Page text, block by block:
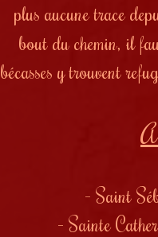
plus aucune trace
bout du chemin, il
bécasses y trouvent
- Saint
- Sainte